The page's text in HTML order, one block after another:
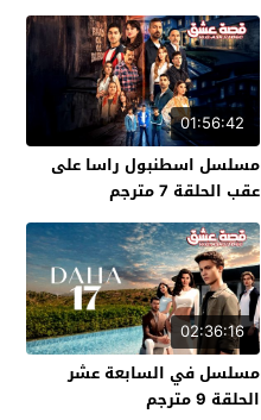
01:56:42
مسلسل اسطنبول راسا على
عقب الحلقة 7 مترجم
02:36:16
مسلسل في السابعة عشر
الحلقة 9 مترجم